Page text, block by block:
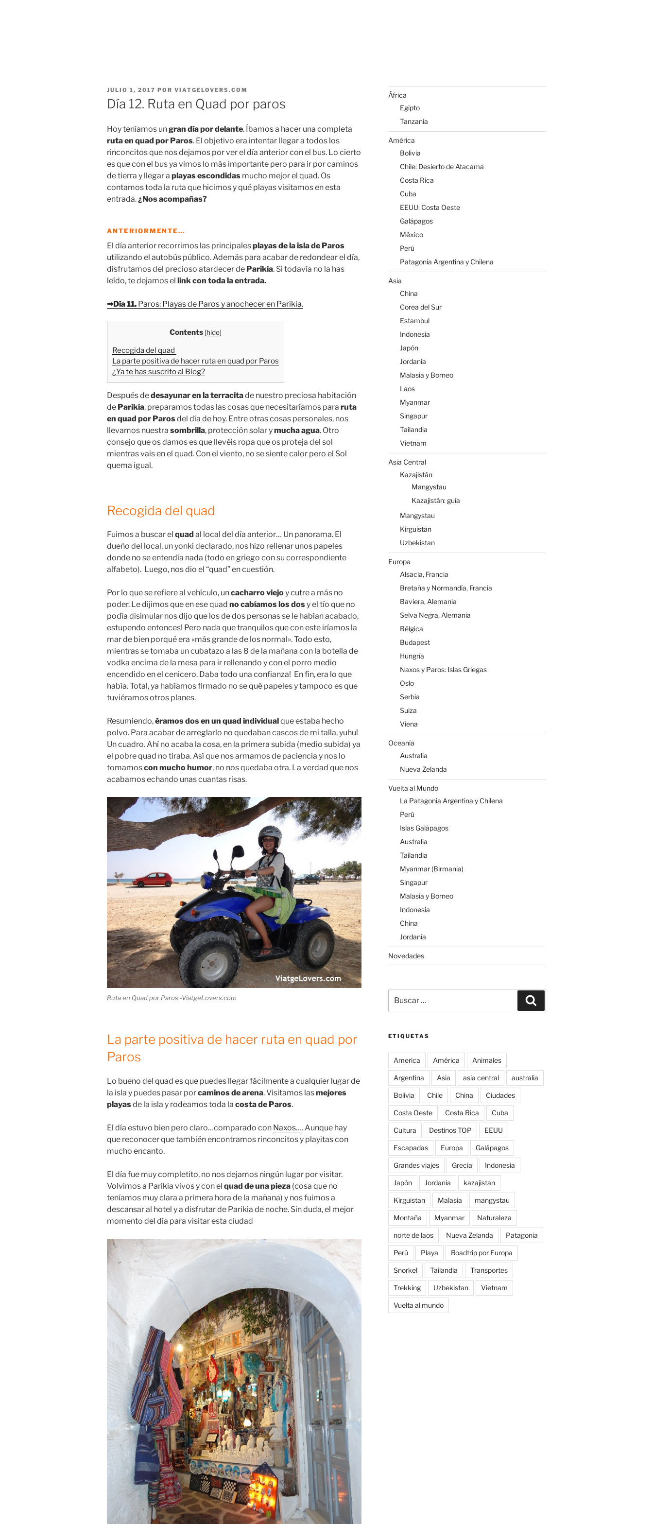
PUBLICADO
EL
JULIO 1, 2017 POR VIATGELOVERS.COM
Día 12. Ruta en Quad por paros
Hoy teníamos ungran día por delante. Íbamos a hacer una completa
ruta en quad por Paros. El objetivo era intentar llegar a todos los
rinconcitos que nos dejamos por ver el día anterior con el bus. Lo cierto
es que con el bus ya vimos lo más importante pero para ir por caminos
de tierra y llegar a playas escondidas mucho mejor el quad. Os
contamos toda la ruta que hicimos y qué playas visitamos en esta
entrada.¿Nos acompañas?
ANTERIORMENTE…
El día anterior recorrimos las principalesplayas de la isla de Paros
utilizando el autobús público. Además para acabar de redondear el día,
disfrutamos del precioso atardecer de Parikia. Si todavía no la has
leído, te dejamos el link con toda la entrada.
⇒Día 11. Paros: Playas de Paros y anochecer en Parikia.
Contents [hide]
Recogida del quad
La parte positiva de hacer ruta en quad por Paros
¿Ya te has suscrito al Blog?
Después dedesayunar en la terracitade nuestro preciosa habitación
de Parikia, preparamos todas las cosas que necesitaríamos para ruta
en quad por Parosdel día de hoy. Entre otras cosas personales, nos
llevamos nuestra sombrilla, protección solar ymucha agua. Otro
consejo que os damos es que llevéis ropa que os proteja del sol
mientras vais en el quad. Con el viento, no se siente calor pero el Sol
quema igual.
Recogida del quad
Fuimos a buscar el quad al local del día anterior… Un panorama. El
dueño del local, un yonki declarado, nos hizo rellenar unos papeles
donde no se entendía nada (todo en griego con su correspondiente
alfabeto). Luego, nos dio el “quad” en cuestión.
Por lo que se refiere al vehículo, uncacharro viejoy cutre a más no
poder. Le dijimos que en ese quad no cabíamos los dosy el tío que no
podía disimular nos dijo que los de dos personas se le habían acabado,
estupendo entonces! Pero nada que tranquilos que con este iríamos la
mar de bien porqué era «más grande de los normal». Todo esto,
mientras se tomaba un cubatazo a las 8 de la mañana con la botella de
vodka encima de la mesa para ir rellenando y con el porro medio
encendido en el cenicero. Daba todo una confianza! En fin, era lo que
había. Total, ya habíamos firmado no se qué papeles y tampoco es que
tuviéramos otros planes.
Resumiendo,éramos dos en un quad individual que estaba hecho
polvo. Para acabar de arreglarlo no quedaban cascos de mi talla, yuhu!
Un cuadro. Ahí no acaba la cosa, en la primera subida (medio subida) ya
el pobre quad no tiraba. Así que nos armamos de paciencia y nos lo
tomamoscon mucho humor, no nos quedaba otra. La verdad que nos
acabamos echando unas cuantas risas.
Ruta en Quad por Paros -ViatgeLovers.com
La parte positiva de hacer ruta en quad por
Paros
Lo bueno del quad es que puedes llegar fácilmente a cualquier lugar de
la isla y puedes pasar porcaminos de arena. Visitamos lasmejores
playasde la isla y rodeamos toda la costa de Paros.
El día estuvo bien pero claro…comparado con Naxos…. Aunque hay
que reconocer que también encontramos rinconcitos y playitas con
mucho encanto.
El día fue muy completito, no nos dejamos ningún lugar por visitar.
Volvimos a Parikia vivos y con el quad de una pieza (cosa que no
teníamos muy clara a primera hora de la mañana) y nos fuimos a
descansar al hotel y a disfrutar de Parikia de noche. Sin duda, el mejor
momento del día para visitar esta ciudad
África
Egipto
Tanzania
América
Bolivia
Chile: Desierto de Atacama
Costa Rica
Cuba
EEUU: Costa Oeste
Galápagos
México
Perú
Patagonia Argentina y Chilena
Asia
China
Corea del Sur
Estambul
Indonesia
Japón
Jordania
Malasia y Borneo
Laos
Myanmar
Singapur
Tailandia
Vietnam
Asia Central
Kazajistán
Mangystau
Kazajistán: guía
Mangystau
Kirguistán
Uzbekistan
Europa
Alsacia, Francia
Bretaña y Normandía, Francia
Baviera, Alemania
Selva Negra, Alemania
Bélgica
Budapest
Hungría
Naxos y Paros: Islas Griegas
Oslo
Serbia
Suiza
Viena
Oceanía
Australia
Nueva Zelanda
Vuelta al Mundo
La Patagonia Argentina y Chilena
Perú
Islas Galápagos
Australia
Tailandia
Myanmar (Birmania)
Singapur
Malasia y Borneo
Indonesia
China
Jordania
Novedades
por:
ETIQUETAS
America América Animales
Argentina Asia asia central australia
Bolivia Chile China Ciudades
Costa Oeste Costa Rica Cuba
Cultura Destinos TOP EEUU
Escapadas Europa Galápagos
Grandes viajes Grecia Indonesia
Japón Jordania kazajistan
Kirguistan Malasia mangystau
Montaña Myanmar Naturaleza
norte de laos Nueva Zelanda Patagonia
Perú Playa Roadtrip por Europa
Snorkel Tailandia Transportes
Trekking Uzbekistan Vietnam
Vuelta al mundo